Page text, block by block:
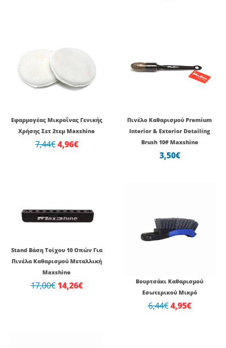
Εφαρμογέας Μικροΐνας Γενικής
Χρήσης Σετ 2τεμ Maxshine
7,44€
7,44€.
4,96€
τιμή
είναι:
4,96€.
Πινέλο Καθαρισμού Premium
Interior & Exterior Detailing
Brush 10# Maxshine
3,50€
Stand Βάση Τοίχου 10 Οπών Για
Πινέλα Καθαρισμού Μεταλλική
Maxshine
17,00€
was:
14,26€
τιμή
14,26€.
Βουρτσάκι Καθαρισμού
Εσωτερικού Μικρό
6,44€
was:
6,44€.
4,95€
τιμή
είναι: